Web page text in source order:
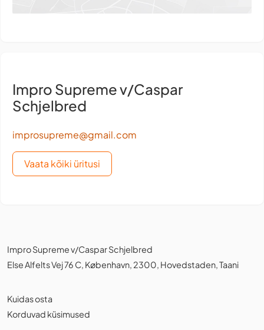
Impro Supreme v/Caspar
Schjelbred
improsupreme@gmail.com
Vaata kõiki üritusi
Impro Supreme v/Caspar Schjelbred
Else Alfelts Vej 76 C, København, 2300, Hovedstaden, Taani
Kuidas osta
Korduvad küsimused